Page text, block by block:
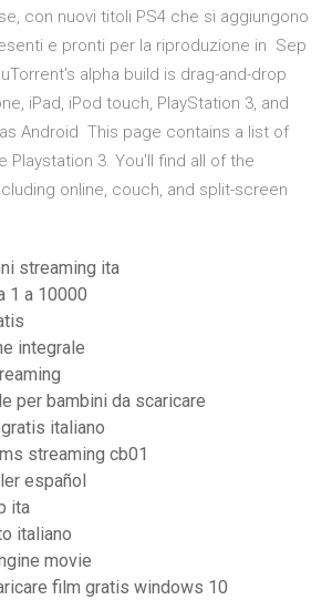
con nuovi titoli PS4 che si aggiungono
e pronti per la riproduzione in Sep
alpha build is drag-and-drop
iPad, iPod touch, PlayStation 3, and
Android This page contains a list of
Playstation 3. You'll find all of the
online, couch, and split-screen
streaming ita
1 a 10000
integrale
per bambini da scaricare
italiano
streaming cb01
español
ita
italiano
movie
film gratis windows 10